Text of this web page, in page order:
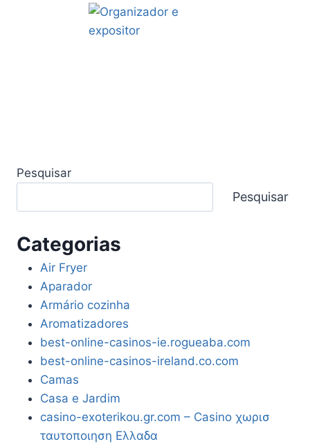
Pesquisar
Pesquisar
Categorias
Air Fryer
Aparador
Armário cozinha
Aromatizadores
best-online-casinos-ie.rogueaba.com
best-online-casinos-ireland.co.com
Camas
Casa e Jardim
casino-exoterikou.gr.com – Casino χωρισ
ταυτοποιηση Ελλαδα